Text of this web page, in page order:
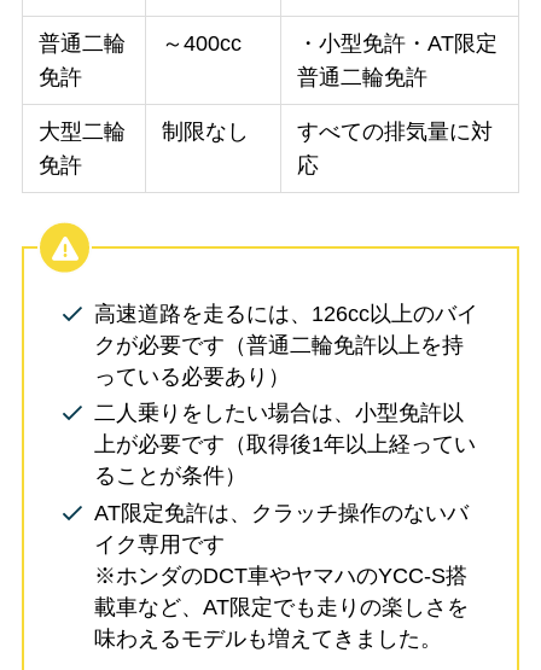
普通二輪
免許
～400cc
・小型免許・AT限定
普通二輪免許
大型二輪
免許
制限なし
すべての排気量に対
応
高速道路を走るには、126cc以上のバイ
クが必要です（普通二輪免許以上を持
っている必要あり）
二人乗りをしたい場合は、小型免許以
上が必要です（取得後1年以上経ってい
ることが条件）
AT限定免許は、クラッチ操作のないバ
イク専用です
※ホンダのDCT車やヤマハのYCC-S搭
載車など、AT限定でも走りの楽しさを
味わえるモデルも増えてきました。